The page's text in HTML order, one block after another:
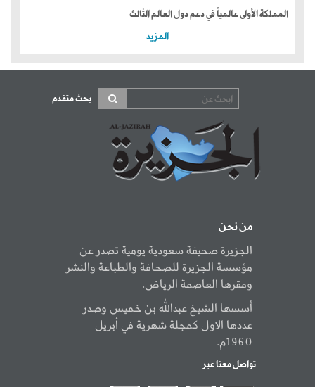
المملكة الأولى عالمياً في دعم دول العالم الثالث
المزيد
بحث متقدم
من نحن
الجزيرة صحيفة سعودية يومية تصدر عن
مؤسسة الجزيرة للصحافة والطباعة والنشر
ومقرها العاصمة الرياض.
أسسها الشيخ عبدالله بن خميس وصدر
عددها الاول كمجلة شهرية في أبريل
1960م.
تواصل معنا عبر